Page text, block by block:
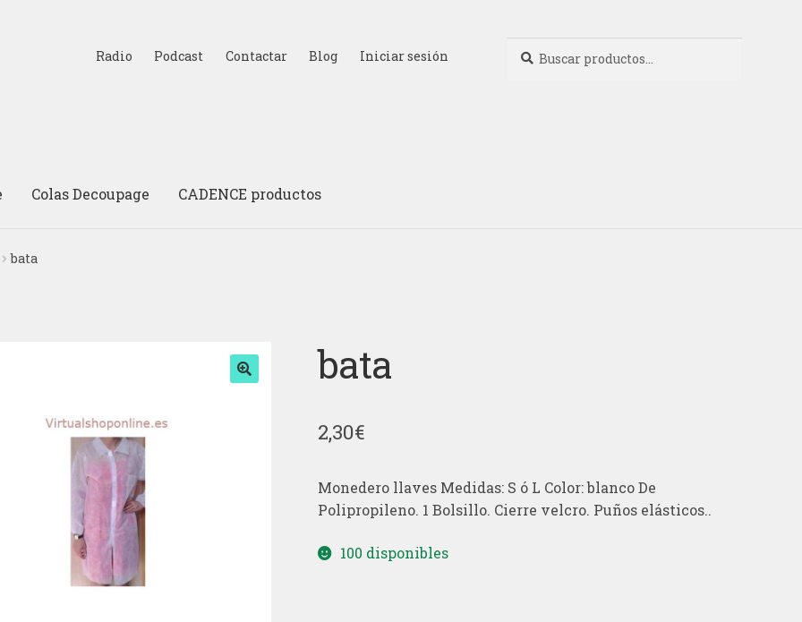
Radio Podcast Contactar Blog Iniciar sesión
por:
Colas Decoupage CADENCE productos
bata
bata
2,30€
Monedero llaves Medidas: S ó L Color: blanco De
Polipropileno. 1 Bolsillo. Cierre velcro. Puños elásticos..
100 disponibles